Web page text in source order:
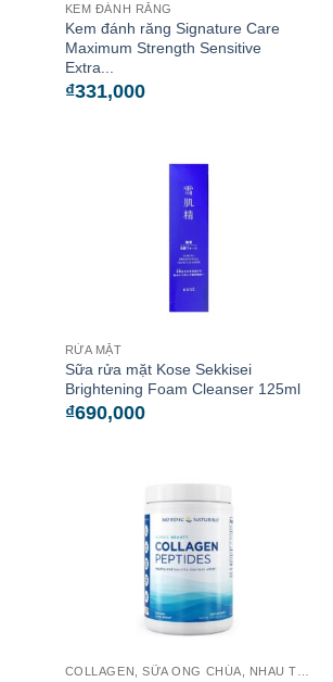
KEM ĐÁNH RĂNG
Kem đánh răng Signature Care
Maximum Strength Sensitive
Extra...
₫331,000
RỬA MẶT
Sữa rửa mặt Kose Sekkisei
Brightening Foam Cleanser 125ml
₫690,000